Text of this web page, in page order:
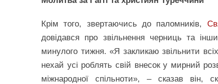
Крім того, звертаючись до паломників,
довідався про звільнення черниць та
минулого тижня. «Я закликаю звільнити
нехай усі роблять свій внесок у мирний
міжнародної спільноти», – сказав